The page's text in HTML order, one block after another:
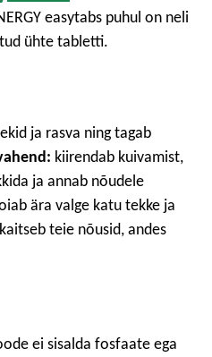
easytabs puhul on neli
ühte tabletti.
ja rasva ning tagab
kiirendab kuivamist,
ja annab nõudele
ära valge katu tekke ja
kaitseb teie nõusid, andes
ei sisalda fosfaate ega